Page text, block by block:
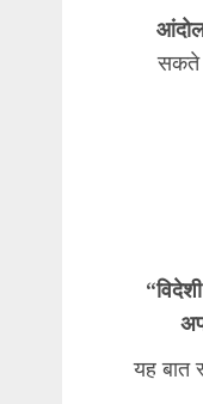
सकते
यह बात